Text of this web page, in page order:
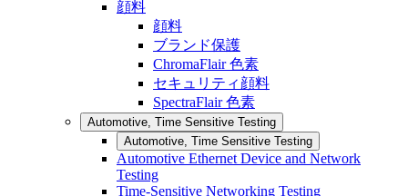
顔料
顔料
ブランド保護
ChromaFlair 色素
セキュリティ顔料
SpectraFlair 色素
Automotive, Time Sensitive Testing
Automotive, Time Sensitive Testing
Automotive Ethernet Device and Network
Testing
Time-Sensitive Networking Testing